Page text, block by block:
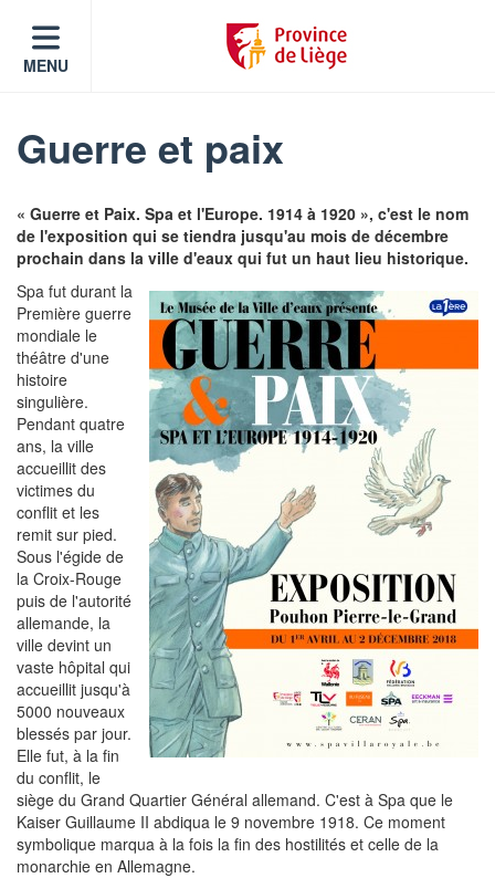
MENU
Guerre et paix
« Guerre et Paix. Spa et l'Europe. 1914 à 1920 », c'est le nom
de l'exposition qui se tiendra jusqu'au mois de décembre
prochain dans la ville d'eaux qui fut un haut lieu historique.
Spa fut durant la
Première guerre
mondiale le
théâtre d'une
histoire
singulière.
Pendant quatre
ans, la ville
accueillit des
victimes du
conflit et les
remit sur pied.
Sous l'égide de
la Croix-Rouge
puis de l'autorité
allemande, la
ville devint un
vaste hôpital qui
accueillit jusqu'à
5000 nouveaux
blessés par jour.
Elle fut, à la fin
du conflit, le
siège du Grand Quartier Général allemand. C'est à Spa que le
Kaiser Guillaume II abdiqua le 9 novembre 1918. Ce moment
symbolique marqua à la fois la fin des hostilités et celle de la
monarchie en Allemagne.